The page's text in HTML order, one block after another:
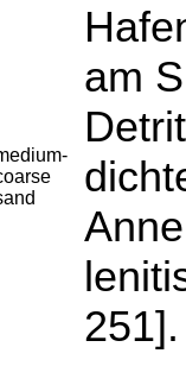
am
251].